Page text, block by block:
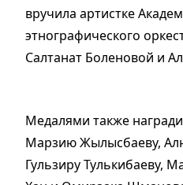
вручила артистке
этнографического
Салтанат Боленовой и
Медалями также
Марзию Жылысбаеву,
Гульзиру Тулькибаеву,